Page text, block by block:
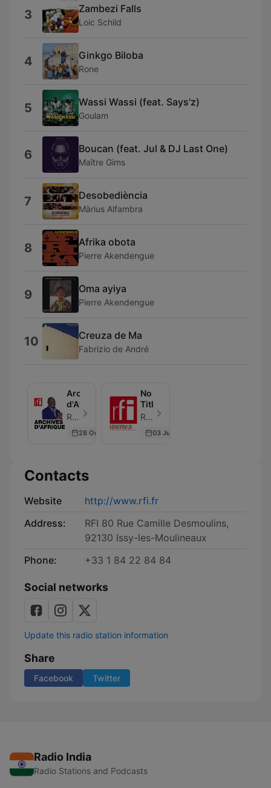
3 Zambezi Falls
Loic Schild
4 Ginkgo Biloba
Rone
5 Wassi Wassi (feat. Says'z)
Goulam
6 Boucan (feat. Jul & DJ Last One)
Maître Gims
7 Desobediència
Màrius Alfambra
8 Afrika obota
Pierre Akendengue
9 Oma ayiya
Pierre Akendengue
10 Creuza de Ma
Fabrizio de André
Archives
d'Afrique
RFI - Episode 24
28 Oct 2023
No
Title
RFI - Episode 1
03 Jun 2026
Contacts
Website
http://www.rfi.fr
Address:
RFI 80 Rue Camille Desmoulins,
92130 Issy-les-Moulineaux
Phone:
+33 1 84 22 84 84
Social networks
Update this radio station information
Share
Facebook Twitter
Radio India
Radio Stations and Podcasts